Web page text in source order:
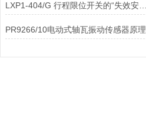
LXP1-404/G 行程限位开关的“失效安全”设计理念是如何实现的？
PR9266/10电动式轴瓦振动传感器原理